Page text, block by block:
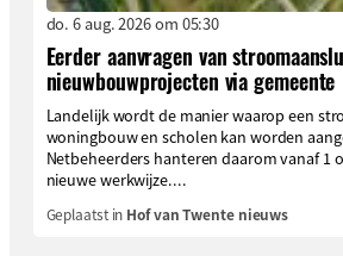
do. 6 aug. 2026 om 05:30
Eerder aanvragen van
nieuwbouwprojecten via gemeente
Landelijk wordt de manier waarop een
woningbouw en scholen kan worden
Netbeheerders hanteren daarom vanaf 1
nieuwe werkwijze....
Geplaatst in Hof van Twente nieuws